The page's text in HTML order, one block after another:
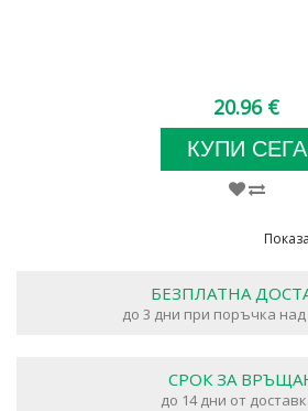
20.96 €
КУПИ СЕГА
БЕЗПЛАТНА
до 3 дни при поръчка над
СРОК ЗА
до 14 дни от